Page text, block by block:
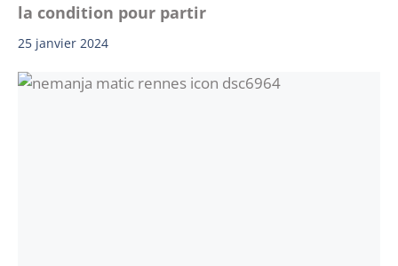
la condition pour partir
25 janvier 2024